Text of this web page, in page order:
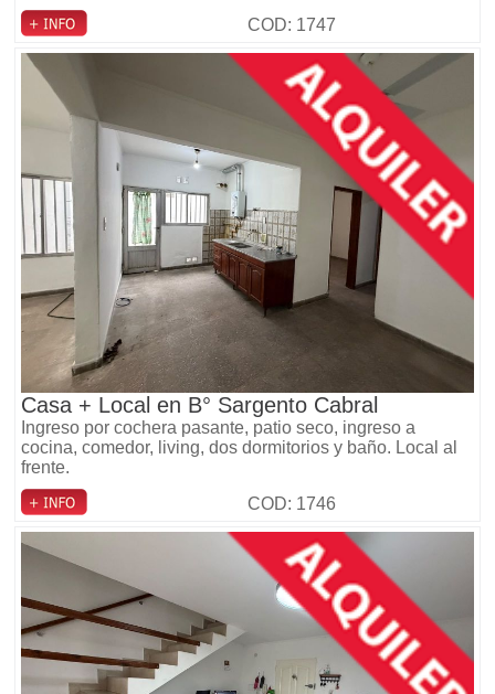
COD: 1747
Casa + Local en B° Sargento Cabral
Ingreso por cochera pasante, patio seco, ingreso a
cocina, comedor, living, dos dormitorios y baño. Local al
frente.
COD: 1746